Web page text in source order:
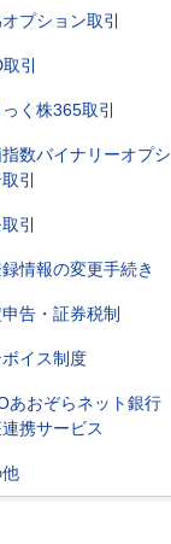
プション取引
引
く株365取引
数バイナリーオプシ
引
引
録情報の変更手続き
告・証券税制
イス制度
あおぞらネット銀行
携サービス